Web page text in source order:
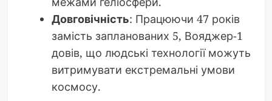
Довговічність: Працюючи 47 років
замість запланованих 5, Вояджер-1
довів, що людські технології можуть
витримувати екстремальні умови
космосу.